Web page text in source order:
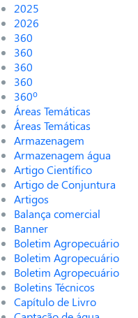
2025
2026
360
360
360
360
360º
Áreas Temáticas
Áreas Temáticas
Armazenagem
Armazenagem água
Artigo Científico
Artigo de Conjuntura
Artigos
Balança comercial
Banner
Boletim Agropecuário
Boletim Agropecuário
Boletim Agropecuário
Boletins Técnicos
Capítulo de Livro